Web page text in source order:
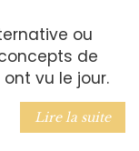
ou
de
vu le jour.
Lire la suite